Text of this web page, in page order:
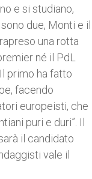
e si studiano,
due, Monti e il
una rotta
né il PdL
primo ha fatto
facendo
europeisti, che
puri e duri”. Il
il candidato
vale il